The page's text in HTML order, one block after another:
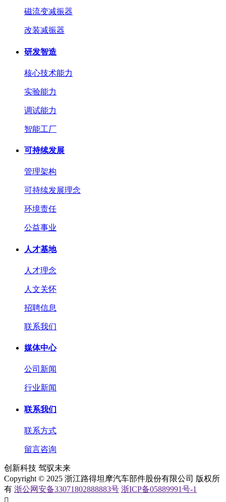
磁流变减振器
改装减振器
研发智造
核心技术能力
实验能力
调试能力
智能工厂
可持续发展
管理架构
可持续发展理念
环境责任
公益事业
人才基地
人才理念
人文关怀
招聘信息
联系我们
媒体中心
公司新闻
行业新闻
联系我们
联系方式
留言咨询
创新科技 驾驭未来
Copyright © 2025 浙江路得坦摩汽车部件股份有限公司 版权所
有 浙公网安备33071802888883号 浙ICP备05889991号-1